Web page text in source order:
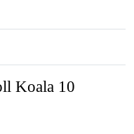
Koala 10